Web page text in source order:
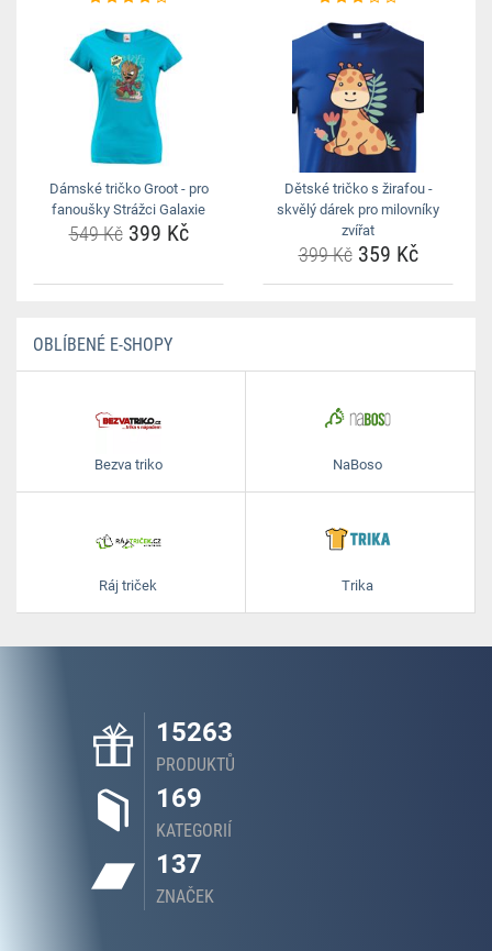
Dámské tričko Groot - pro
fanoušky Strážci Galaxie
549 Kč399 Kč
Dětské tričko s žirafou -
skvělý dárek pro milovníky
zvířat
399 Kč359 Kč
OBLÍBENÉ E-SHOPY
Bezva triko NaBoso
Ráj triček Trika
15263
PRODUKTŮ
169
KATEGORIÍ
137
ZNAČEK